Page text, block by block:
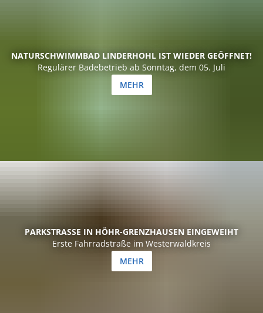
NATURSCHWIMMBAD LINDERHOHL IST WIEDER GEÖFFNET!
Regulärer Badebetrieb ab Sonntag, dem 05. Juli
MEHR
PARKSTRASSE IN HÖHR-GRENZHAUSEN EINGEWEIHT
Erste Fahrradstraße im Westerwaldkreis
MEHR